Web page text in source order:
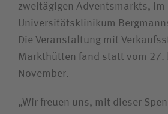
Zuweiserin/Zuweiser
Bewerberin/Bewerber
Journalistin/Journalist
zweitägigen Adventsmarkts, im
Universitätsklinikum
Die Veranstaltung mit
Markthütten fand statt vom 27.
November.
„Wir freuen uns, mit dieser